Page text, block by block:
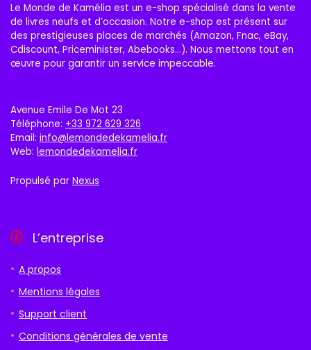
Le Monde de Kamélia est un e-shop spécialisé dans la vente
de livres neufs et d’occasion. Notre e-shop est présent sur
des prestigieuses places de marchés (Amazon, Fnac, eBay,
Cdiscount, Priceminister, Abebooks…). Nous mettons tout en
œuvre pour garantir un service impeccable.
Avenue Emile De Mot 23
Téléphone: +33 972 629 326
Email: info@lemondedekamelia.fr
Web: lemondedekamelia.fr
Propulsé par Nexus
L’entreprise
A propos
Mentions légales
Support client
Conditions générales de vente